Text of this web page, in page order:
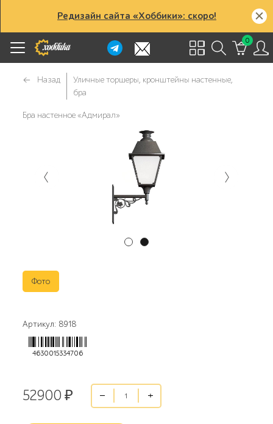
Редизайн сайта «Хоббики»: скоро!
0
Назад
Уличные торшеры, кронштейны настенные,
бра
Бра настенное «Адмирал»
Фото
Артикул: 8918
4630015334706
52900 ₽